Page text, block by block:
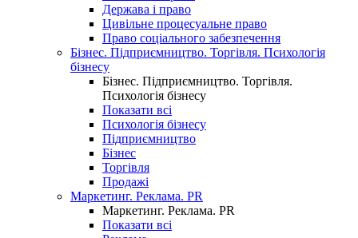
Держава і право
Цивільне процесуальне право
Право соціального забезпечення
Бізнес. Підприємництво. Торгівля. Психологія
бізнесу
Бізнес. Підприємництво. Торгівля.
Психологія бізнесу
Показати всі
Психологія бізнесу
Підприємництво
Бізнес
Торгівля
Продажі
Маркетинг. Реклама. PR
Маркетинг. Реклама. PR
Показати всі